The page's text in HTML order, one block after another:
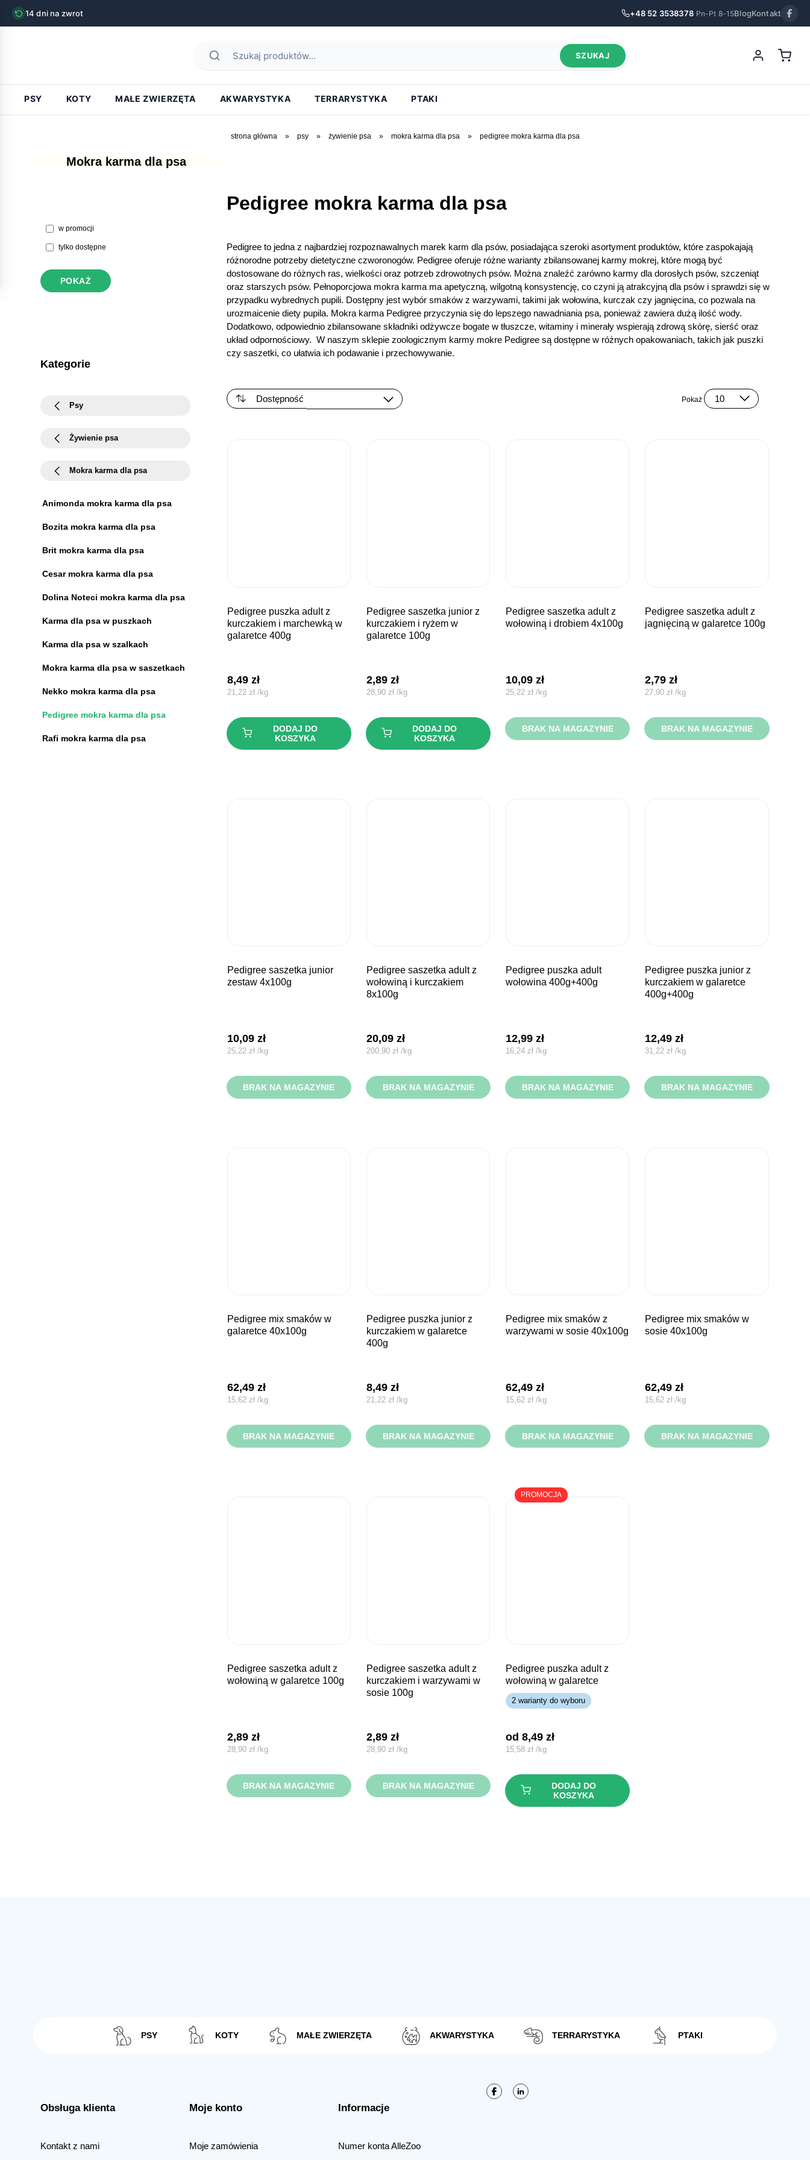
14 dni na zwrot +48 52 3538378 Pn-Pt 8-15BlogKontakt
SZUKAJ
PSY KOTY MAŁE ZWIERZĘTA AKWARYSTYKA TERRARYSTYKA PTAKI
strona główna » psy » żywienie psa » mokra karma dla psa » pedigree mokra karma dla psa
Mokra karma dla psa
w promocji
tylko dostępne
POKAŻ
Kategorie
Psy
Żywienie psa
Mokra karma dla psa
Animonda mokra karma dla psa
Bozita mokra karma dla psa
Brit mokra karma dla psa
Cesar mokra karma dla psa
Dolina Noteci mokra karma dla psa
Karma dla psa w puszkach
Karma dla psa w szalkach
Mokra karma dla psa w saszetkach
Nekko mokra karma dla psa
Pedigree mokra karma dla psa
Rafi mokra karma dla psa
Pedigree mokra karma dla psa
Pedigree to jedna z najbardziej rozpoznawalnych marek karm dla psów, posiadająca szeroki asortyment produktów, które zaspokajają
różnorodne potrzeby dietetyczne czworonogów. Pedigree oferuje różne warianty zbilansowanej karmy mokrej, które mogą być
dostosowane do różnych ras, wielkości oraz potrzeb zdrowotnych psów. Można znaleźć zarówno karmy dla dorosłych psów, szczeniąt
oraz starszych psów. Pełnoporcjowa mokra karma ma apetyczną, wilgotną konsystencję, co czyni ją atrakcyjną dla psów i sprawdzi się w
przypadku wybrednych pupili. Dostępny jest wybór smaków z warzywami, takimi jak wołowina, kurczak czy jagnięcina, co pozwala na
urozmaicenie diety pupila. Mokra karma Pedigree przyczynia się do lepszego nawadniania psa, ponieważ zawiera dużą ilość wody.
Dodatkowo, odpowiednio zbilansowane składniki odżywcze bogate w tłuszcze, witaminy i minerały wspierają zdrową skórę, sierść oraz
układ odpornościowy. W naszym sklepie zoologicznym karmy mokre Pedigree są dostępne w różnych opakowaniach, takich jak puszki
czy saszetki, co ułatwia ich podawanie i przechowywanie.
Pokaż
pedigree puszka adult z
kurczakiem i marchewką w
galaretce 400g
8,49 zł
21,22 zł /kg
DODAJ DO
KOSZYKA
pedigree saszetka junior z
kurczakiem i ryżem w
galaretce 100g
2,89 zł
28,90 zł /kg
DODAJ DO
KOSZYKA
pedigree saszetka adult z
wołowiną i drobiem 4x100g
10,09zł
25,22 zł /kg
BRAK NA MAGAZYNIE
pedigree saszetka adult z
jagnięciną w galaretce 100g
2,79zł
27,90 zł /kg
BRAK NA MAGAZYNIE
pedigree saszetka junior
zestaw 4x100g
10,09 zł
25,22 zł /kg
BRAK NA MAGAZYNIE
pedigree saszetka adult z
wołowiną i kurczakiem
8x100g
20,09 zł
200,90 zł /kg
BRAK NA MAGAZYNIE
pedigree puszka adult
wołowina 400g+400g
12,99zł
16,24 zł /kg
BRAK NA MAGAZYNIE
pedigree puszka junior z
kurczakiem w galaretce
400g+400g
12,49zł
31,22 zł /kg
BRAK NA MAGAZYNIE
pedigree mix smaków w
galaretce 40x100g
62,49 zł
15,62 zł /kg
BRAK NA MAGAZYNIE
pedigree puszka junior z
kurczakiem w galaretce
400g
8,49 zł
21,22 zł /kg
BRAK NA MAGAZYNIE
pedigree mix smaków z
warzywami w sosie 40x100g
62,49zł
15,62zł /kg
BRAK NA MAGAZYNIE
pedigree mix smaków w
sosie 40x100g
62,49zł
15,62zł /kg
BRAK NA MAGAZYNIE
pedigree saszetka adult z
wołowiną w galaretce 100g
2,89 zł
28,90 zł /kg
BRAK NA MAGAZYNIE
pedigree saszetka adult z
kurczakiem i warzywami w
sosie 100g
2,89 zł
28,90 zł /kg
BRAK NA MAGAZYNIE
PROMOCJA
pedigree puszka adult z
wołowiną w galaretce
2 warianty do wyboru
od 8,49zł
15,58 zł /kg
DODAJ DO
KOSZYKA
PSY KOTY MAŁE ZWIERZĘTA AKWARYSTYKA TERRARYSTYKA PTAKI
Obsługa klienta
Kontakt z nami
Moje konto
Moje zamówienia
Informacje
Numer konta AlleZoo